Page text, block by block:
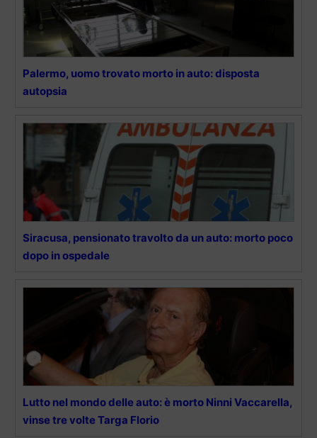
Palermo, uomo trovato morto in auto: disposta
autopsia
Siracusa, pensionato travolto da un auto: morto poco
dopo in ospedale
Lutto nel mondo delle auto: è morto Ninni Vaccarella,
vinse tre volte Targa Florio